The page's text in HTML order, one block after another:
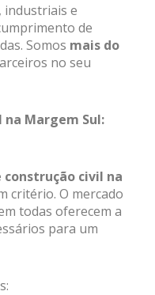
industriais e
de
Somos mais do
no seu
na Margem Sul:
construção civil na
critério. O mercado
todas oferecem a
para um